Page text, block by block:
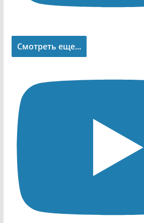
Смотреть еще...